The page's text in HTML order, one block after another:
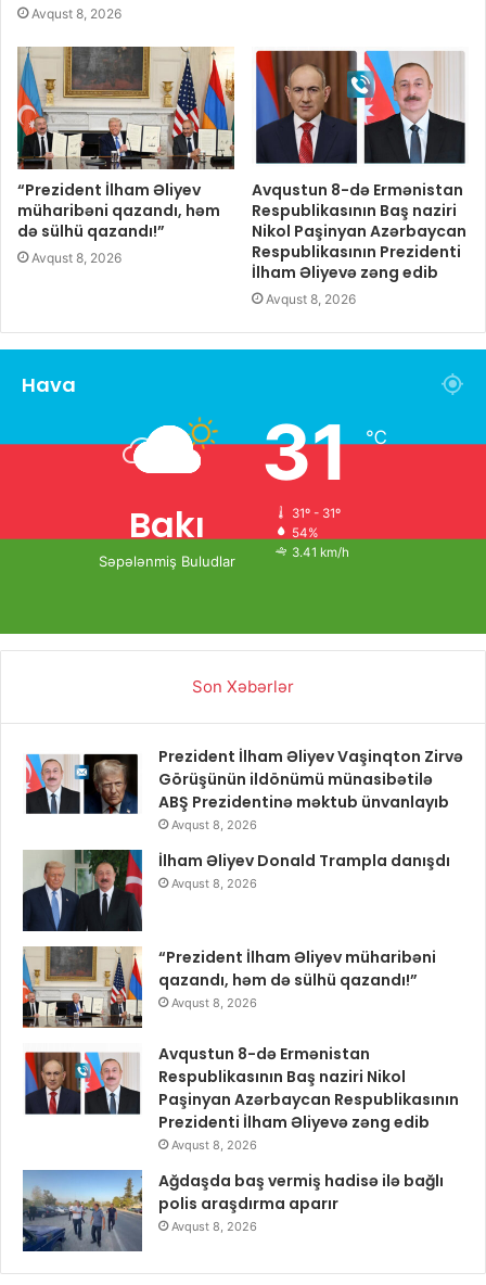
Avqust 8, 2026
“Prezident İlham Əliyev
müharibəni qazandı, həm
də sülhü qazandı!”
Avqust 8, 2026
Avqustun 8-də Ermənistan
Respublikasının Baş naziri
Nikol Paşinyan Azərbaycan
Respublikasının Prezidenti
İlham Əliyevə zəng edib
Avqust 8, 2026
Hava
Bakı
Səpələnmiş Buludlar
31℃
31º - 31º
54%
3.41 km/h
Son Xəbərlər
Prezident İlham Əliyev Vaşinqton Zirvə
Görüşünün ildönümü münasibətilə
ABŞ Prezidentinə məktub ünvanlayıb
Avqust 8, 2026
İlham Əliyev Donald Trampla danışdı
Avqust 8, 2026
“Prezident İlham Əliyev müharibəni
qazandı, həm də sülhü qazandı!”
Avqust 8, 2026
Avqustun 8-də Ermənistan
Respublikasının Baş naziri Nikol
Paşinyan Azərbaycan Respublikasının
Prezidenti İlham Əliyevə zəng edib
Avqust 8, 2026
Ağdaşda baş vermiş hadisə ilə bağlı
polis araşdırma aparır
Avqust 8, 2026